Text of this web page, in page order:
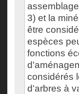
3) et la
être
espèces
fonctions
considérés
d'arbres à